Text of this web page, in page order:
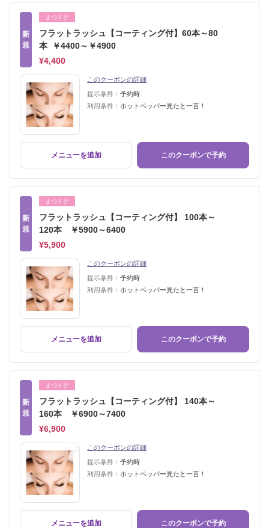
新
規
まつエク
フラットラッシュ【コーティング付】60本～80
本 ￥4400～￥4900
¥4,400
このクーポンの詳細
提示条件： 予約時
利用条件： ホットペッパー見たと一言！
メニューを追加 このクーポンで予約
新
規
まつエク
フラットラッシュ【コーティング付】 100本～
120本 ￥5900～6400
¥5,900
このクーポンの詳細
提示条件： 予約時
利用条件： ホットペッパー見たと一言！
メニューを追加 このクーポンで予約
新
規
まつエク
フラットラッシュ【コーティング付】 140本～
160本 ￥6900～7400
¥6,900
このクーポンの詳細
提示条件： 予約時
利用条件： ホットペッパー見たと一言！
メニューを追加 このクーポンで予約